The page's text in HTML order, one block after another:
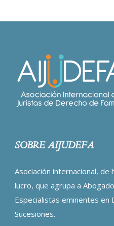
SOBRE AIJUDEFA
Asociación internacional, de
lucro, que agrupa a
Especialistas eminentes en
Sucesiones.